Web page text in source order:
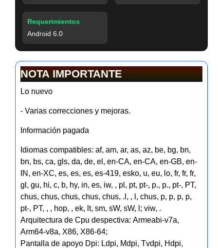
Requerimientos
Android 6.0
NOTA IMPORTANTE
Lo nuevo
- Varias correcciones y mejoras.
Información pagada
Idiomas compatibles: af, am, ar, as, az, be, bg, bn,
bn, bs, ca, gls, da, de, el, en-CA, en-CA, en-GB, en-
IN, en-XC, es, es, es, es-419, esko, u, eu, lo, fr, fr, fr,
gl, gu, hi, c, b, hy, in, es, iw, , pl, pt, pt-, p., p., pt-, PT,
chus, chus, chus, chus, chus, .l, , l, chus, p, p, p, p,
pt-, PT, , , hop, , ek, lt, sm, sW, sW, l; viw, .
Arquitectura de Cpu despectiva: Armeabi-v7a,
Arm64-v8a, X86, X86-64;
Pantalla de apoyo Dpi: Ldpi, Mdpi, Tvdpi, Hdpi,